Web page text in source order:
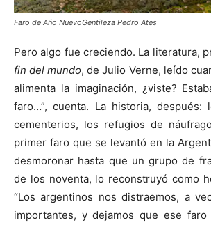
Faro de Año NuevoGentileza Pedro Ates
Pero algo fue creciendo. La literatura,
fin del mundo, de Julio Verne, leído
alimenta la imaginación, ¿viste?
faro…”, cuenta. La historia, después:
cementerios, los refugios de
primer faro que se levantó en la
desmoronar hasta que un grupo de
de los noventa, lo reconstruyó como
“Los argentinos nos distraemos, a
importantes, y dejamos que ese faro